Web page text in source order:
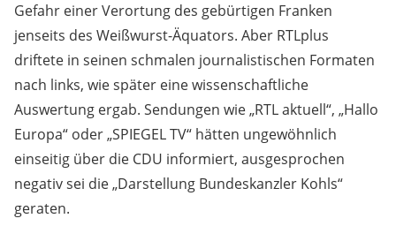
Gefahr einer Verortung des gebürtigen Franken
jenseits des Weißwurst-Äquators. Aber RTLplus
driftete in seinen schmalen journalistischen Formaten
nach links, wie später eine wissenschaftliche
Auswertung ergab. Sendungen wie „RTL aktuell“, „Hallo
Europa“ oder „SPIEGEL TV“ hätten ungewöhnlich
einseitig über die CDU informiert, ausgesprochen
negativ sei die „Darstellung Bundeskanzler Kohls“
geraten.